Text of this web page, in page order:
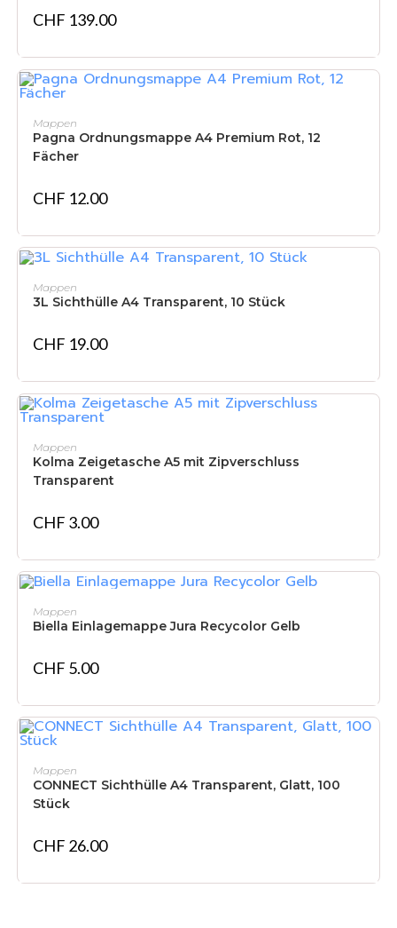
CHF 139.00
Mappen
Pagna Ordnungsmappe A4 Premium Rot, 12
Fächer
CHF 12.00
Mappen
3L Sichthülle A4 Transparent, 10 Stück
CHF 19.00
Mappen
Kolma Zeigetasche A5 mit Zipverschluss
Transparent
CHF 3.00
Mappen
Biella Einlagemappe Jura Recycolor Gelb
CHF 5.00
Mappen
CONNECT Sichthülle A4 Transparent, Glatt, 100
Stück
CHF 26.00